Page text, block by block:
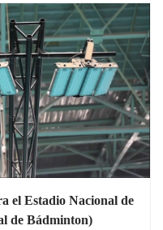
el Estadio Nacional de
de Bádminton)